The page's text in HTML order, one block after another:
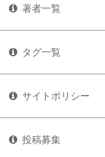
著者一覧
タグ一覧
サイトポリシー
投稿募集